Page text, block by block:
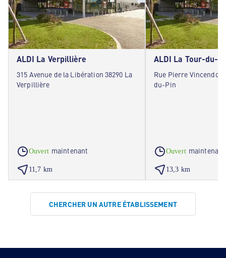
ALDI La Verpillière
315 Avenue de la Libération 38290 La
Verpillière
Ouvert maintenant
11,7 km
ALDI La Tour-du-
Rue Pierre Vincendon
du-Pin
Ouvert maintenant
13,3 km
CHERCHER UN AUTRE ÉTABLISSEMENT